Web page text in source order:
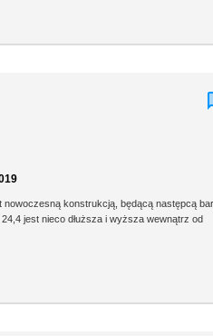
nowoczesną konstrukcją, będącą następcą
jest nieco dłuższa i wyższa wewnątrz od